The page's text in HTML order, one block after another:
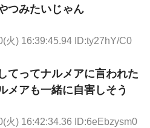
つみたいじゃん
火) 16:39:45.94 ID:ty27hY/C0
てってナルメアに言われた
メアも一緒に自害しそう
火) 16:42:34.36 ID:6eEbzysm0